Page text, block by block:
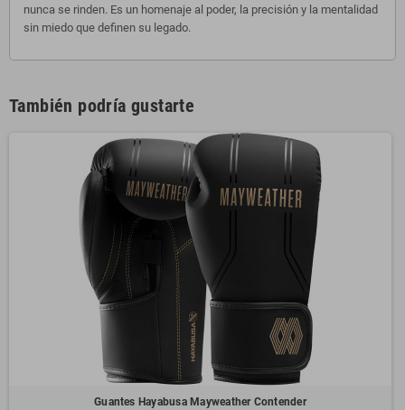
nunca se rinden. Es un homenaje al poder, la precisión y la mentalidad
sin miedo que definen su legado.
También podría gustarte
Guantes Hayabusa Mayweather Contender